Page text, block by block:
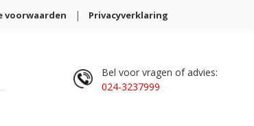
voorwaarden Privacyverklaring
Bel voor vragen of advies:
024-3237999